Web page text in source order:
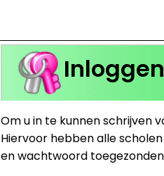
Inloggen
Om u in te kunnen schrijven
Hiervoor hebben alle
en wachtwoord